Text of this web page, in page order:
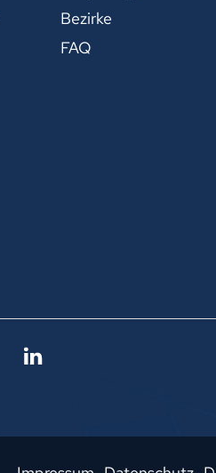
Bezirke
FAQ